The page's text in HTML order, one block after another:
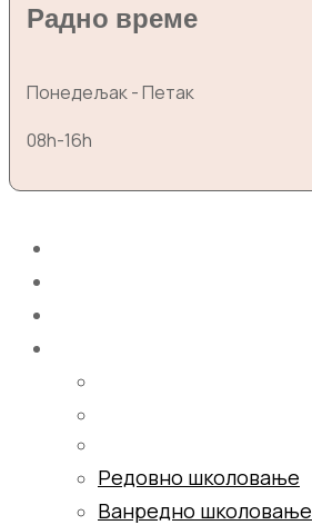
Радно време
Понедељак - Петак
08h-16h
Редовно школовање
Ванредно школовање